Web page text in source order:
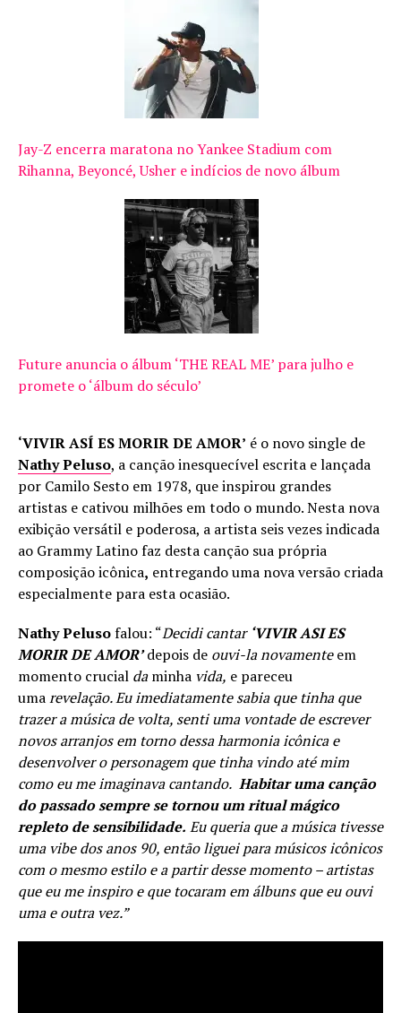
Jay-Z encerra maratona no Yankee Stadium com
Rihanna, Beyoncé, Usher e indícios de novo álbum
Future anuncia o álbum ‘THE REAL ME’ para julho e
promete o ‘álbum do século’
‘VIVIR ASÍ ES MORIR DE AMOR’ é o novo single de
Nathy Peluso, a canção inesquecível escrita e lançada
por Camilo Sesto em 1978, que inspirou grandes
artistas e cativou milhões em todo o mundo. Nesta nova
exibição versátil e poderosa, a artista seis vezes indicada
ao Grammy Latino faz desta canção sua própria
composição icônica, entregando uma nova versão criada
especialmente para esta ocasião.
Nathy Pelusofalou: “Decidi cantar ‘VIVIR ASI ES
MORIR DE AMOR’depois de ouvi-la novamenteem
momento crucial daminha vida, e pareceu
umarevelação. Eu imediatamente sabia que tinha que
trazer a música de volta, senti uma vontade de escrever
novos arranjos em torno dessa harmonia icônica e
desenvolver o personagem que tinha vindo até mim
como eu me imaginava cantando. Habitar uma canção
do passado sempre se tornou um ritual mágico
repleto de sensibilidade. Eu queria que a música tivesse
uma vibe dos anos 90, então liguei para músicos icônicos
com o mesmo estilo e a partir desse momento – artistas
que eu me inspiro e que tocaram em álbuns que eu ouvi
uma e outra vez.”